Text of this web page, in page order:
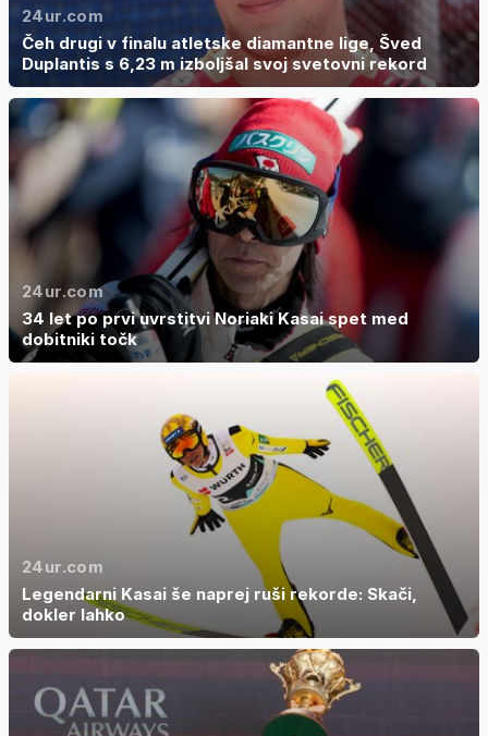
24ur.com
Čeh drugi v finalu atletske diamantne lige, Šved
Duplantis s 6,23 m izboljšal svoj svetovni rekord
24ur.com
34 let po prvi uvrstitvi Noriaki Kasai spet med
dobitniki točk
24ur.com
Legendarni Kasai še naprej ruši rekorde: Skači,
dokler lahko